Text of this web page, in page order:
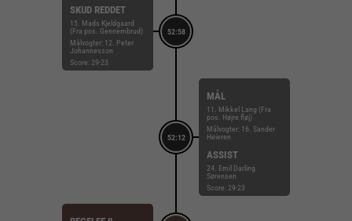
52:58
SKUD REDDET
15. Mads Kjeldgaard
(Fra pos. Gennembrud)
Målvogter: 12. Peter
Johannesson
Score: 29-23
52:12
MÅL
11. Mikkel Lang (Fra
pos. Højre fløj)
Målvogter: 16. Sander
Heieren
ASSIST
24. Emil Darling
Sørensen
Score: 29-23